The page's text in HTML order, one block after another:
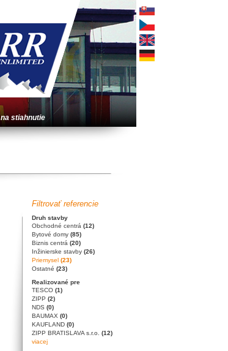
na stiahnutie
Filtrovať referencie
Druh stavby
Obchodné centrá (12)
Bytové domy (85)
Biznis centrá (20)
Inžinierske stavby (26)
Priemysel (23)
Ostatné (23)
Realizované pre
TESCO (1)
ZIPP (2)
NDS (0)
BAUMAX (0)
KAUFLAND (0)
ZIPP BRATISLAVA s.r.o. (12)
viacej